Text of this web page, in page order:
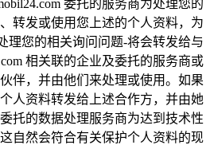
委托的服务商为处理您的
转发或使用您上述的个人资料，为
理您的相关询问问题-将会转发给与
相关联的企业及委托的服务商或
伴，并由他们来处理或使用。如果
人资料转发给上述合作方，并由她
托的数据处理服务商为达到技术性
自然会符合有关保护个人资料的现